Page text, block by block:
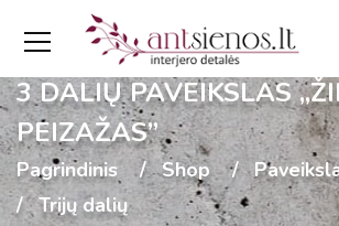
3 DALIŲ PAVEIKSLAS
PEIZAŽAS”
Pagrindinis Shop
Trijų dalių